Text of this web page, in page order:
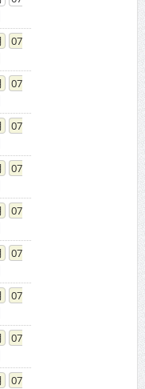
07
07
07
07
07
07
07
07
07